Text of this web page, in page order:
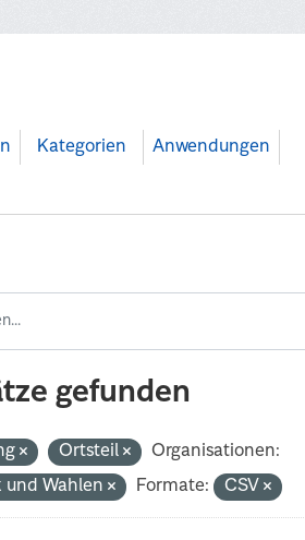
Kategorien Anwendungen
gefunden
Ortsteil
Organisationen:
und Wahlen
Formate: CSV